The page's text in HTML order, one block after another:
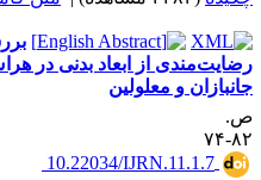
از ابعاد بدنی در
و معلولین
۷۴
‎ 10.22034/IJRN.11.1.7